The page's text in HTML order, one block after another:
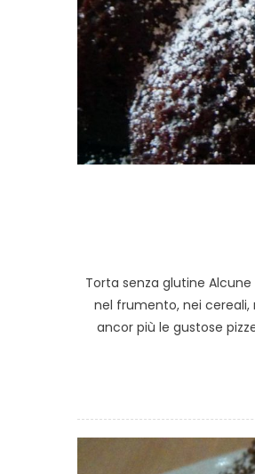
Torta senza glutine
nel frumento, nei cereali,
ancor più le gustose